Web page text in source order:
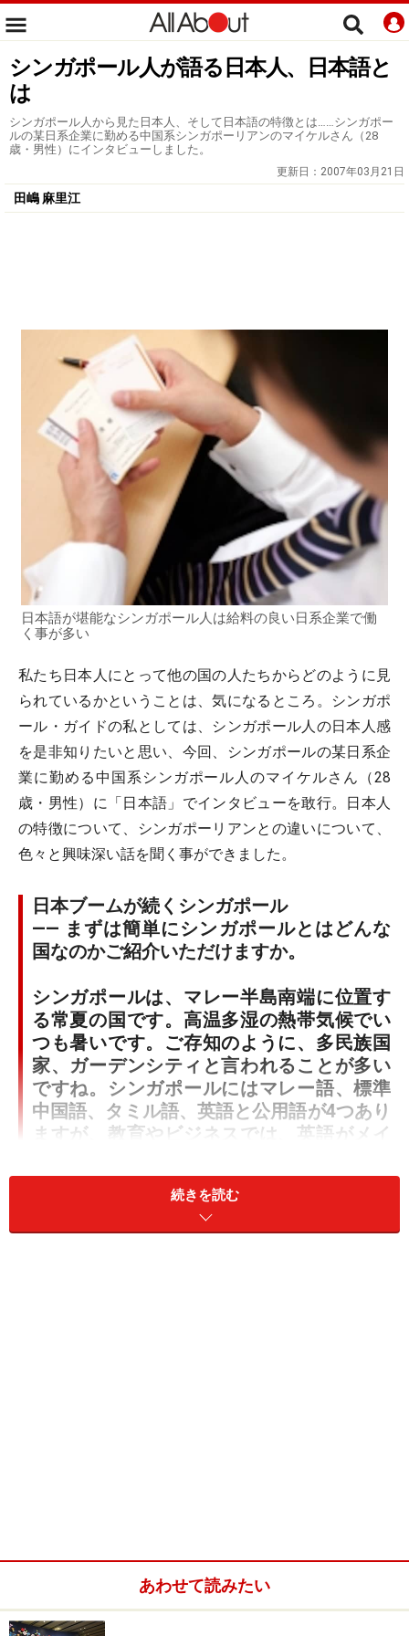
シンガポール人が語る日本人、日本語と
は
シンガポール人から見た日本人、そして日本語の特徴とは……シンガポー
ルの某日系企業に勤める中国系シンガポーリアンのマイケルさん（28
歳・男性）にインタビューしました。
更新日： 2007年03月21日
田嶋 麻里江
日本語が堪能なシンガポール人は給料の良い日系企業で働
く事が多い
私たち日本人にとって他の国の人たちからどのように見
られているかということは、気になるところ。シンガポ
ール・ガイドの私としては、シンガポール人の日本人感
を是非知りたいと思い、今回、シンガポールの某日系企
業に勤める中国系シンガポール人のマイケルさん（28
歳・男性）に「日本語」でインタビューを敢行。日本人
の特徴について、シンガポーリアンとの違いについて、
色々と興味深い話を聞く事ができました。
日本ブームが続くシンガポール
―― まずは簡単にシンガポールとはどんな
国なのかご紹介いただけますか。
シンガポールは、マレー半島南端に位置す
る常夏の国です。高温多湿の熱帯気候でい
つも暑いです。ご存知のように、多民族国
家、ガーデンシティと言われることが多い
ですね。シンガポールにはマレー語、標準
中国語、タミル語、英語と公用語が4つあり
ますが、教育やビジネスでは、英語がメイ
ンガル。若い世代では、トライリンガル、
もしくはそれ以上も珍しくありません。
僕は音楽が好きなんで、J－POPにはまりま
した。曲はもちろん、歌詞が良いですよ
続きを読む
あわせて読みたい